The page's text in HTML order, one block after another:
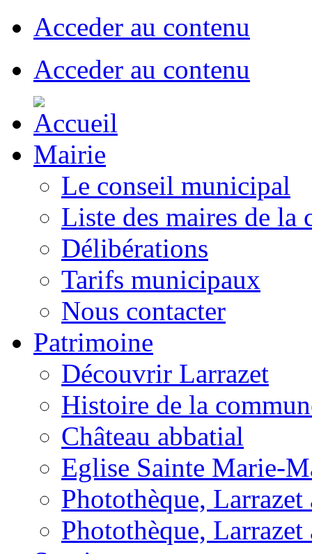
Acceder au contenu
Acceder au contenu
Mairie
Le conseil municipal
Liste des maires de la
Délibérations
Tarifs municipaux
Nous contacter
Patrimoine
Découvrir Larrazet
Histoire de la
Château abbatial
Eglise Sainte Marie-
Photothèque,
Photothèque,